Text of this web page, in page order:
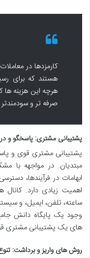
کارمزدها در
هستند که برای
هرچه این هزینه ها
صرفه تر و
پشتیبانی مشتری: پاسخگو و
پشتیبانی مشتری قوی و
مبتدیان. در مواجهه با
ابهامات در فرآیندها،
ساعته، تلفن، ایمیل، و
های یک پشتیبانی مشتری
روش های واریز و برداشت: